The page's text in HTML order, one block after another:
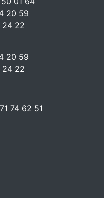
20 59
24 22
20 59
24 22
74 62 51